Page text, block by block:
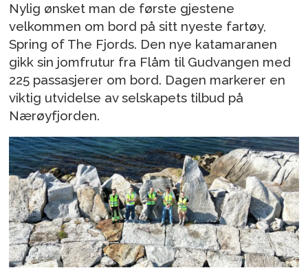
Nylig ønsket man de første gjestene
velkommen om bord på sitt nyeste fartøy,
Spring of The Fjords. Den nye katamaranen
gikk sin jomfrutur fra Flåm til Gudvangen med
225 passasjerer om bord. Dagen markerer en
viktig utvidelse av selskapets tilbud på
Nærøyfjorden.